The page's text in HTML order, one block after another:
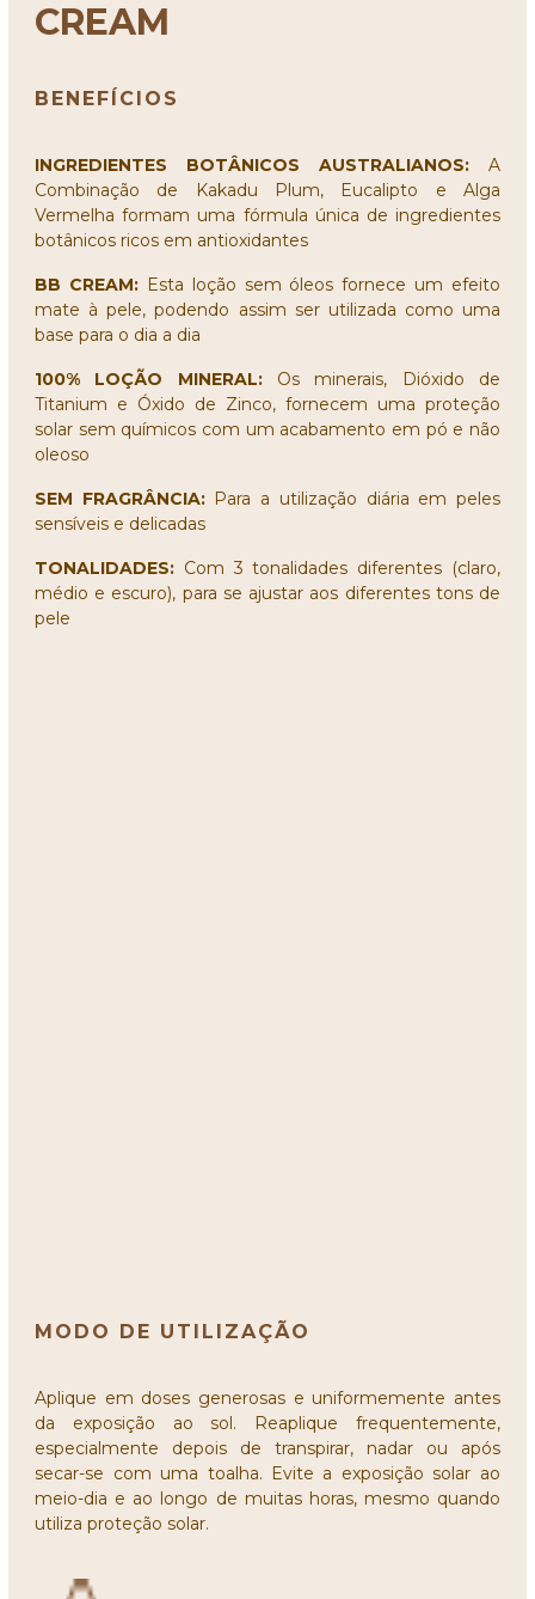
CREAM
BENEFÍCIOS
INGREDIENTES BOTÂNICOS AUSTRALIANOS: A
Combinação de Kakadu Plum, Eucalipto e Alga
Vermelha formam uma fórmula única de ingredientes
botânicos ricos em antioxidantes
BB CREAM:Esta loção sem óleos fornece um efeito
mate à pele, podendo assim ser utilizada como uma
base para o dia a dia
100% LOÇÃO MINERAL:Os minerais, Dióxido de
Titanium e Óxido de Zinco, fornecem uma proteção
solar sem químicos com um acabamento em pó e não
oleoso
SEM FRAGRÂNCIA:Para a utilização diária em peles
sensíveis e delicadas
TONALIDADES: Com 3 tonalidades diferentes (claro,
médio e escuro), para se ajustar aos diferentes tons de
pele
MODO DE UTILIZAÇÃO
Aplique em doses generosas e uniformemente antes
da exposição ao sol. Reaplique frequentemente,
especialmente depois de transpirar, nadar ou após
secar-se com uma toalha. Evite a exposição solar ao
meio-dia e ao longo de muitas horas, mesmo quando
utiliza proteção solar.